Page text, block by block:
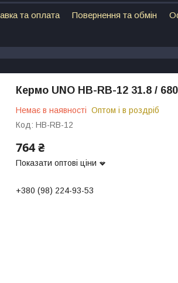
та оплата Повернення та обмін
Кермо UNO HB-RB-12 31.8 /
Немає в наявності Оптом і в роздріб
Код: HB-RB-12
764 ₴
Показати оптові ціни
+380 (98) 224-93-53